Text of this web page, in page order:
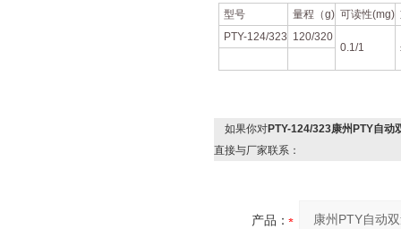
型号 量程（g) 可读性(mg)
PTY-124/323 120/320
0.1/1
如果你对PTY-124/323康州PTY自动
直接与厂家联系：
产品：